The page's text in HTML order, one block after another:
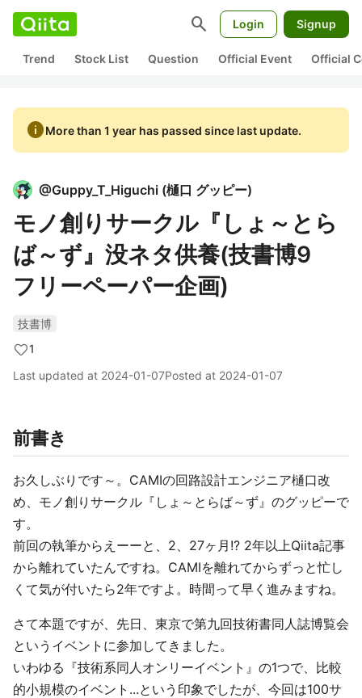
search Login Signup
Trend Stock List Question Official Event Official
infoMore than 1 year has passed since last update.
@Guppy_T_Higuchi (樋口 グッピー)
モノ創りサークル『しょ～とら
ば～ず』没ネタ供養(技書博9
フリーペーパー企画)
技書博
1
Last updated at 2024-01-07Posted at 2024-01-07
前書き
お久しぶりです～。CAMIの回路設計エンジニア樋口改
め、モノ創りサークル『しょ～とらば～ず』のグッピーで
す。
前回の執筆からえーーと、2、27ヶ月!? 2年以上Qiita記事
から離れていたんですね。CAMIを離れてからずっと忙し
くて気が付いたら2年ですよ。時間って早く進みますね。
さて本題ですが、先日、東京で第九回技術書同人誌博覧会
というイベントに参加してきました。
いわゆる『技術系同人オンリーイベント』の1つで、比較
的小規模のイベント...という印象でしたが、今回は100サ